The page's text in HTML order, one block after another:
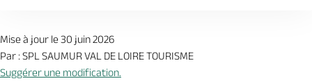
Mise à jour le 30 juin 2026
Par : SPL SAUMUR VAL DE LOIRE TOURISME
Suggérer une modification.